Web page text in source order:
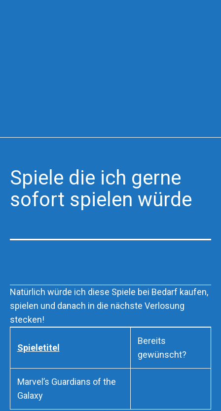
Spiele die ich gerne
sofort spielen würde
Natürlich würde ich diese Spiele bei Bedarf kaufen,
spielen und danach in die nächste Verlosung
stecken!
Spieletitel
Bereits
gewünscht?
Marvel’s Guardians of the
Galaxy